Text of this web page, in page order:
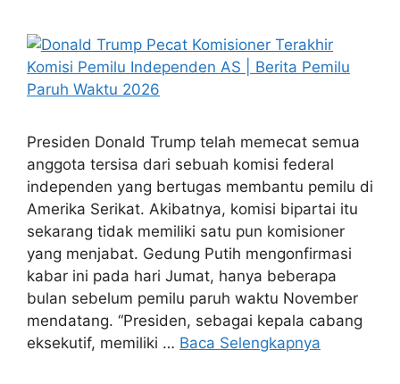
Presiden Donald Trump telah memecat semua
anggota tersisa dari sebuah komisi federal
independen yang bertugas membantu pemilu di
Amerika Serikat. Akibatnya, komisi bipartai itu
sekarang tidak memiliki satu pun komisioner
yang menjabat. Gedung Putih mengonfirmasi
kabar ini pada hari Jumat, hanya beberapa
bulan sebelum pemilu paruh waktu November
mendatang. “Presiden, sebagai kepala cabang
eksekutif, memiliki … Baca Selengkapnya